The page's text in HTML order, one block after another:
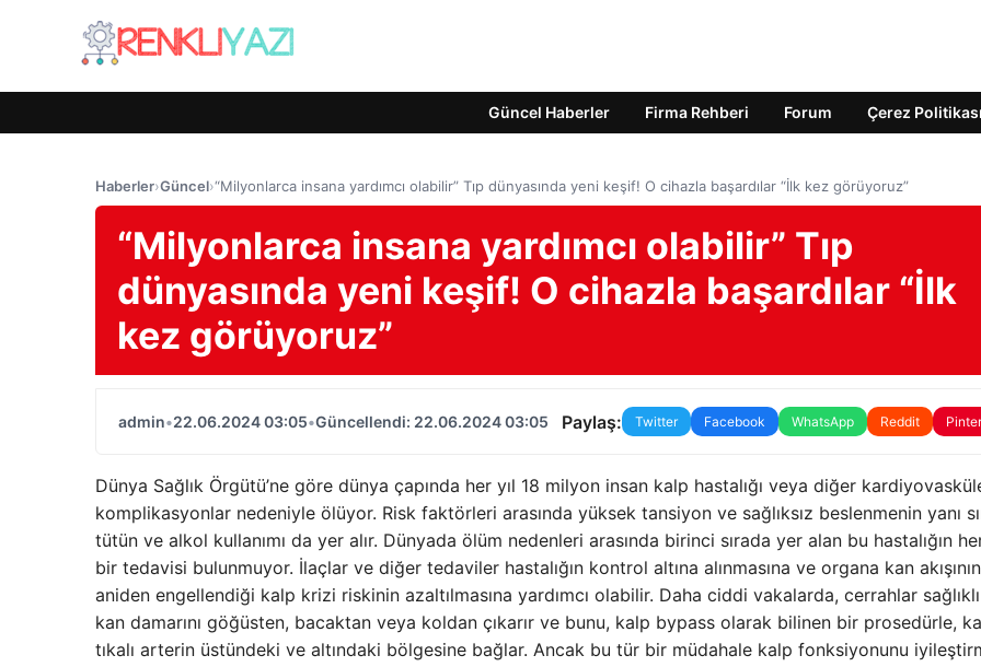
Güncel Haberler Firma Rehberi Forum Çerez Politikası
Haberler›Güncel›“Milyonlarca insana yardımcı olabilir” Tıp dünyasında yeni keşif! O cihazla başardılar “İlk kez görüyoruz”
“Milyonlarca insana yardımcı olabilir” Tıp
dünyasında yeni keşif! O cihazla başardılar “İlk
kez görüyoruz”
admin•22.06.2024 03:05•Güncellendi: 22.06.2024 03:05 Paylaş: Twitter Facebook WhatsApp Reddit
Dünya Sağlık Örgütü’ne göre dünya çapında her yıl 18 milyon insan kalp hastalığı veya diğer
komplikasyonlar nedeniyle ölüyor. Risk faktörleri arasında yüksek tansiyon ve sağlıksız beslenmenin yanı
tütün ve alkol kullanımı da yer alır. Dünyada ölüm nedenleri arasında birinci sırada yer alan bu hastalığın
bir tedavisi bulunmuyor. İlaçlar ve diğer tedaviler hastalığın kontrol altına alınmasına ve organa kan akışının
aniden engellendiği kalp krizi riskinin azaltılmasına yardımcı olabilir. Daha ciddi vakalarda, cerrahlar
kan damarını göğüsten, bacaktan veya koldan çıkarır ve bunu, kalp bypass olarak bilinen bir prosedürle,
tıkalı arterin üstündeki ve altındaki bölgesine bağlar. Ancak bu tür bir müdahale kalp fonksiyonunu